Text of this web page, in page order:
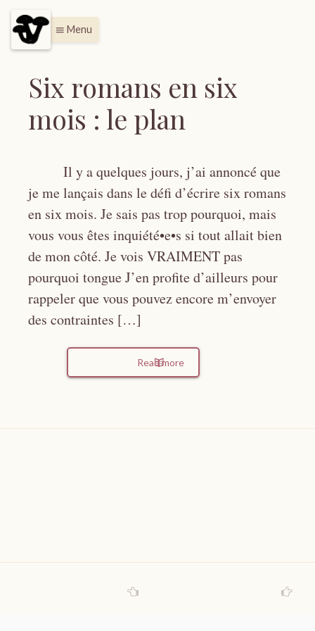
menu Menu
Six romans en six
mois : le plan
Il y a quelques jours, j’ai annoncé que
je me lançais dans le défi d’écrire six romans
en six mois. Je sais pas trop pourquoi, mais
vous vous êtes inquiété•e•s si tout allait bien
de mon côté. Je vois VRAIMENT pas
pourquoi tongue J’en profite d’ailleurs pour
rappeler que vous pouvez encore m’envoyer
des contraintes […]
Read more